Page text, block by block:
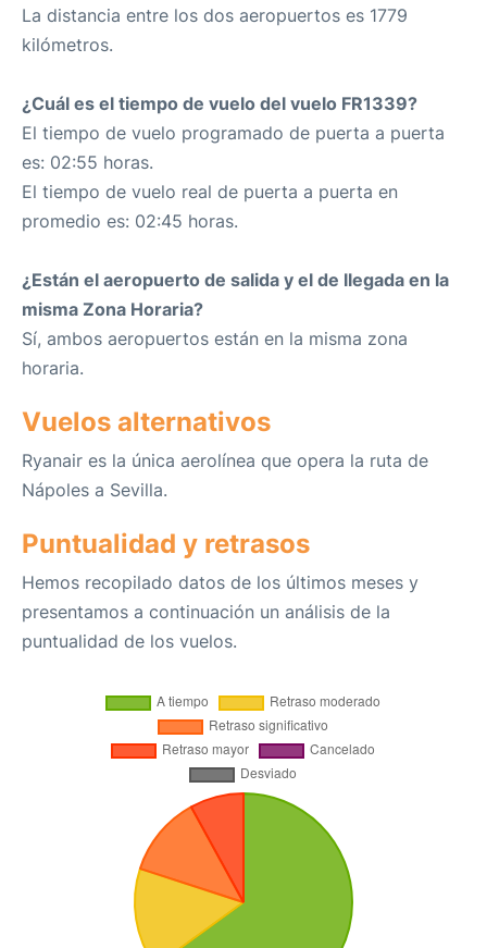
La distancia entre los dos aeropuertos es 1779
kilómetros.
¿Cuál es el tiempo de vuelo del vuelo FR1339?
El tiempo de vuelo programado de puerta a puerta
es: 02:55 horas.
El tiempo de vuelo real de puerta a puerta en
promedio es: 02:45 horas.
¿Están el aeropuerto de salida y el de llegada en la
misma Zona Horaria?
Sí, ambos aeropuertos están en la misma zona
horaria.
Vuelos alternativos
Ryanair es la única aerolínea que opera la ruta de
Nápoles a Sevilla.
Puntualidad y retrasos
Hemos recopilado datos de los últimos meses y
presentamos a continuación un análisis de la
puntualidad de los vuelos.